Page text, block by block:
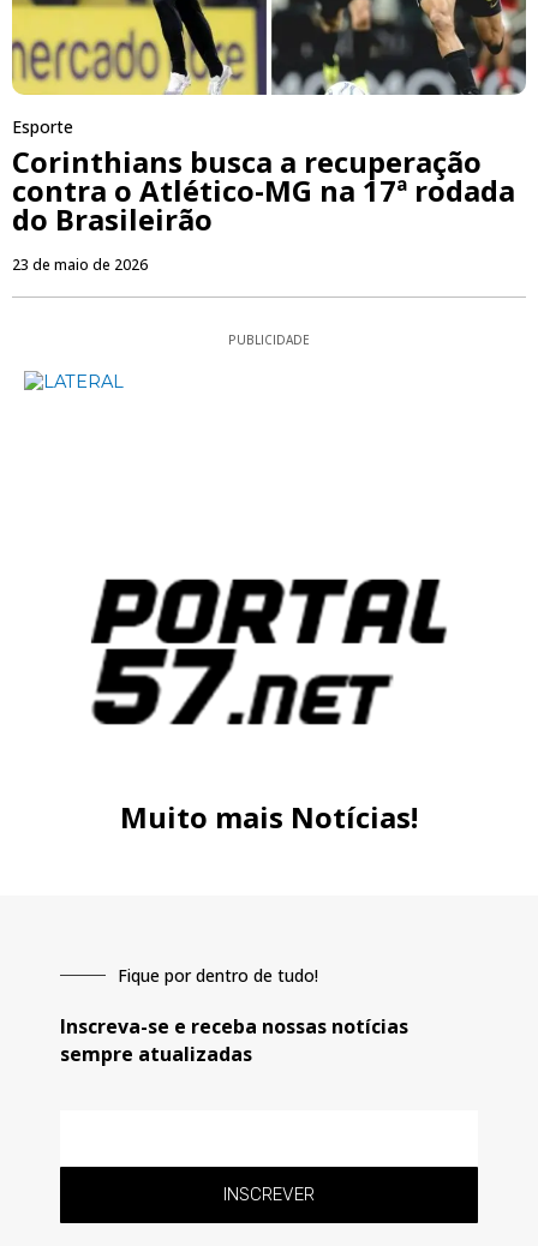
Esporte
Corinthians busca a recuperação
contra o Atlético-MG na 17ª rodada
do Brasileirão
23 de maio de 2026
PUBLICIDADE
Muito mais Notícias!
Fique por dentro de tudo!
Inscreva-se e receba nossas notícias
sempre atualizadas
INSCREVER